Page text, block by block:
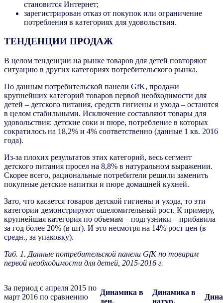
становится Интернет;
зарегистрирован отказ от покупок или ограничение
потребления в категориях для удовольствия.
ТЕНДЕНЦИИ ПРОДАЖ
В целом тенденции на рынке товаров для детей повторяют
ситуацию в других категориях потребительского рынка.
По данным потребительской панели GfK, продажи
крупнейших категорий товаров первой необходимости для
детей – детского питания, средств гигиены и ухода – остаются
в целом стабильными. Исключение составляют товары для
удовольствия: детские соки и пюре, потребление в которых
сократилось на 18,2% и 4% соответственно (данные 1 кв. 2016
года).
Из-за плохих результатов этих категорий, весь сегмент
детского питания просел на 8,8% в натуральном выражении.
Скорее всего, рациональные потребители решили заменить
покупные детские напитки и пюре домашней кухней.
Зато, что касается товаров детской гигиены и ухода, то эти
категории демонстрируют ошеломительный рост. К примеру,
крупнейшая категория по объемам – подгузники – прибавила
за год более 20% (в шт). И это несмотря на 14% рост цен (в
средн., за упаковку).
Таб. 1. Данные потребительской панели GfKпо товарам
первой необходимости для детей, 2015-2016 г.
За период с апреля 2015 по
март 2016 по сравнению
Динамика в
ден.
Динамика в
натур.